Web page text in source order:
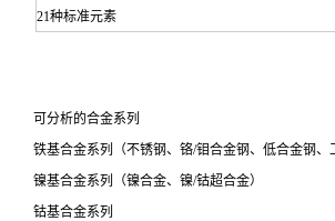
21种标准元素
可分析的合金系列
铁基合金系列（不锈钢、铬/钼合金钢、低合金钢、
镍基合金系列（镍合金、镍/钴超合金）
钴基合金系列